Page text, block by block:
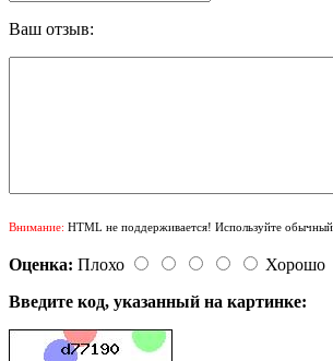
Ваш отзыв:
Внимание: HTML не поддерживается! Используйте обычный
Оценка: Плохо
Хорошо
Введите код, указанный на картинке: